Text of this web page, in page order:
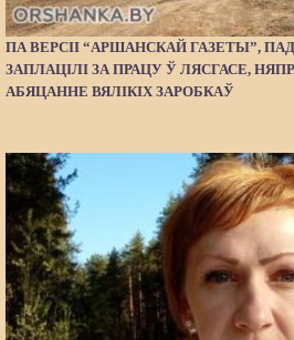
ПА ВЕРСІІ “АРШАНСКАЙ ГАЗЕТЫ”,
ЗАПЛАЦІЛІ ЗА ПРАЦУ Ў ЛЯСГАСЕ,
АБЯЦАННЕ ВЯЛІКІХ ЗАРОБКАЎ